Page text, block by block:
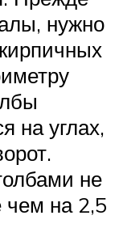
нужно
на углах,
не
на 2,5